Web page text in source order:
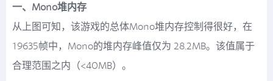
一、Mono堆内存
从上图可知，该游戏的总体Mono堆内存控制得很好，在
19635帧中，Mono的堆内存峰值仅为 28.2MB。该值属于
合理范围之内（<40MB）。